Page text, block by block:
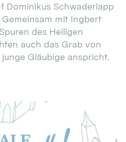
Dominikus Schwaderlapp
mit Ingbert
des Heiligen
auch das Grab von
Gläubige anspricht.